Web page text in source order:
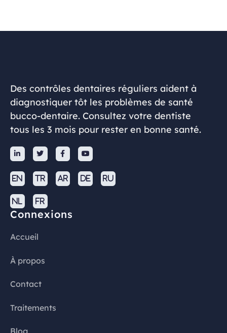
Des contrôles dentaires réguliers aident à
diagnostiquer tôt les problèmes de santé
bucco-dentaire. Consultez votre dentiste
tous les 3 mois pour rester en bonne santé.
   
EN TR AR DE RU
NL FR
Connexions
Accueil
À propos
Contact
Traitements
Blog